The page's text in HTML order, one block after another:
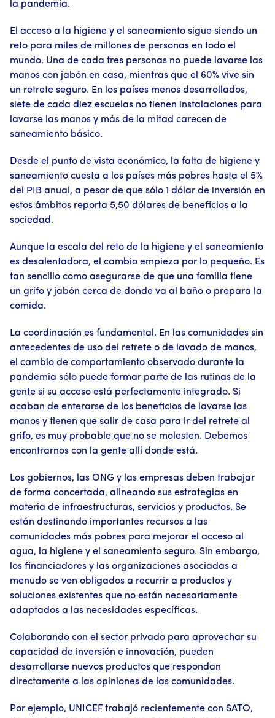
la pandemia.
El acceso a la higiene y el saneamiento sigue siendo un
reto para miles de millones de personas en todo el
mundo. Una de cada tres personas no puede lavarse las
manos con jabón en casa, mientras que el 60% vive sin
un retrete seguro. En los países menos desarrollados,
siete de cada diez escuelas no tienen instalaciones para
lavarse las manos y más de la mitad carecen de
saneamiento básico.
Desde el punto de vista económico, la falta de higiene y
saneamiento cuesta a los países más pobres hasta el 5%
del PIB anual, a pesar de que sólo 1 dólar de inversión en
estos ámbitos reporta 5,50 dólares de beneficios a la
sociedad.
Aunque la escala del reto de la higiene y el saneamiento
es desalentadora, el cambio empieza por lo pequeño. Es
tan sencillo como asegurarse de que una familia tiene
un grifo y jabón cerca de donde va al baño o prepara la
comida.
La coordinación es fundamental. En las comunidades sin
antecedentes de uso del retrete o de lavado de manos,
el cambio de comportamiento observado durante la
pandemia sólo puede formar parte de las rutinas de la
gente si su acceso está perfectamente integrado. Si
acaban de enterarse de los beneficios de lavarse las
manos y tienen que salir de casa para ir del retrete al
grifo, es muy probable que no se molesten. Debemos
encontrarnos con la gente allí donde está.
Los gobiernos, las ONG y las empresas deben trabajar
de forma concertada, alineando sus estrategias en
materia de infraestructuras, servicios y productos. Se
están destinando importantes recursos a las
comunidades más pobres para mejorar el acceso al
agua, la higiene y el saneamiento seguro. Sin embargo,
los financiadores y las organizaciones asociadas a
menudo se ven obligados a recurrir a productos y
soluciones existentes que no están necesariamente
adaptados a las necesidades específicas.
Colaborando con el sector privado para aprovechar su
capacidad de inversión e innovación, pueden
desarrollarse nuevos productos que respondan
directamente a las opiniones de las comunidades.
Por ejemplo, UNICEF trabajó recientemente con SATO,